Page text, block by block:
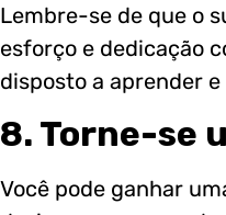
Lembre-se de que o
esforço e dedicação
disposto a aprender
8. Torne-se
Você pode ganhar